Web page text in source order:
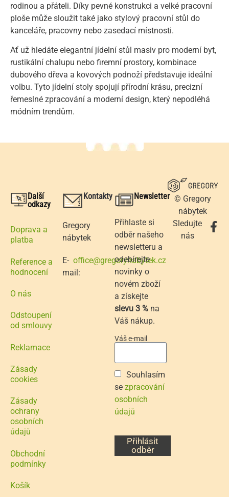
rodinou a přáteli. Díky pevné konstrukci a velké pracovní
ploše může sloužit také jako stylový pracovní stůl do
kanceláře, pracovny nebo zasedací místnosti.
Ať už hledáte elegantní jídelní stůl masiv pro moderní byt,
rustikální chalupu nebo firemní prostory, kombinace
dubového dřeva a kovových podnoží představuje ideální
volbu. Tyto jídelní stoly spojují přírodní krásu, precizní
řemeslné zpracování a moderní design, který nepodléhá
módním trendům.
© Gregory
nábytek
Sledujte
nás
Další
odkazy
Doprava a
platba
Reference a
hodnocení
O nás
Odstoupení
od smlouvy
Reklamace
Zásady
cookies
Zásady
ochrany
osobních
údajů
Obchodní
podmínky
Košík
Kontakty
Gregory
nábytek
E-
mail:
office@gregorynabytek.cz
Newsletter
Přihlaste si
odběr našeho
newsletteru a
odebírejte
novinky o
novém zboží
a získejte
slevu 3 % na
Váš nákup.
Váš e-mail
Souhlasím
se zpracování
osobních
údajů
Přihlásit
odběr